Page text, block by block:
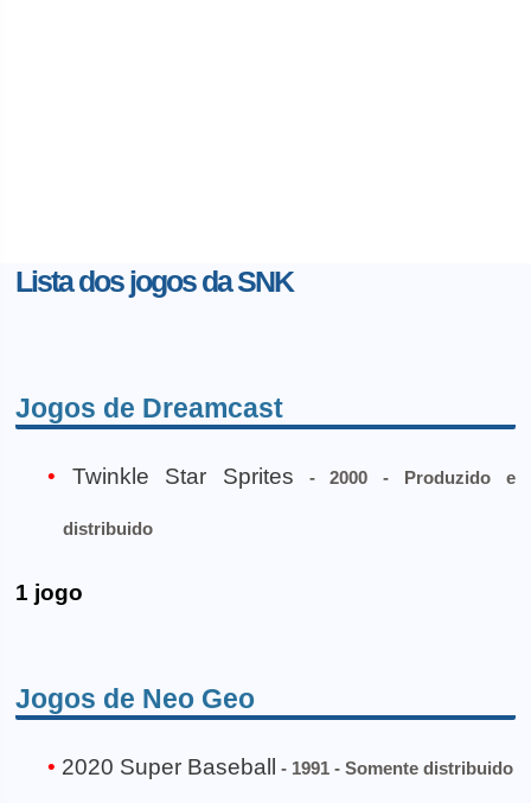
Lista dos jogos da SNK
Jogos de Dreamcast
Twinkle Star Sprites - 2000 - Produzido e
distribuido
1 jogo
Jogos de Neo Geo
2020 Super Baseball - 1991 - Somente distribuido